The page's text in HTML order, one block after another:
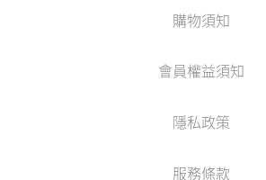
購物須知
會員權益須知
隱私政策
服務條款